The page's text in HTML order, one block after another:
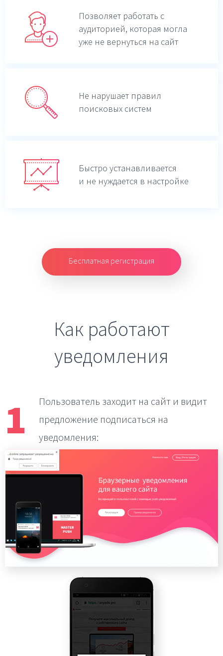
Позволяет работать с
аудиторией, которая могла
уже не вернуться на сайт
Не нарушает правил
поисковых систем
Быстро устанавливается
и не нуждается в настройке
Бесплатная регистрация
Как работают
уведомления
1 Пользователь заходит на сайт и видит
предложение подписаться на
уведомления: